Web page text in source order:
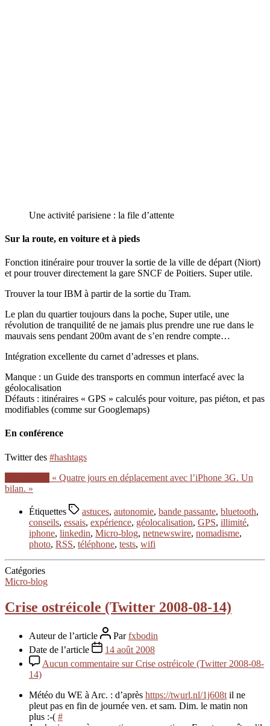
Une activité parisiene : la file d’attente
Sur la route, en voiture et à pieds
Fonction itinéraire pour trouver la sortie de la ville de départ (Niort)
et pour trouver directement la gare SNCF de Poitiers. Super utile.
Trouver la tour IBM à partir de la sortie du Tram.
Le plan du quartier toujours dans la poche, Super utile, une
révolution de tranquilité de ne jamais plus prendre une rue dans le
mauvais sens pendant 200m avant de s’en rendre compte…
Intégration excellente du carnet d’adresses et plans.
Manque : un Guide des transports en commun interfacé avec la
géolocalisation
Défauts : itinéraires « GPS » calculés pour voiture, pas piéton, et pas
modifiables (comme sur Googlemaps)
En conférence
Twitter des #hashtags
« Quatre jours en déplacement avec l’iPhone 3G. Un
bilan. »
Étiquettes astuces, autonomie, bande passante, bluetooth,
conseils, essais, expérience, géolocalisation, GPS, illimité,
iphone, linkedin, Micro-blog, netnewswire, nomadisme,
photo, RSS, téléphone, tests, wifi
Catégories
Micro-blog
Crise ostréicole (Twitter 2008-08-14)
Auteur de l’article Parfxbodin
Date de l’article
14 août 2008
Aucun commentaire sur Crise ostréicole (Twitter 2008-08-
14)
Météo du WE à Arc. : d’après https://twurl.nl/1j608til ne
pleut pas en fin de journée ven. et sam. Dim. le matin non
plus :-( #